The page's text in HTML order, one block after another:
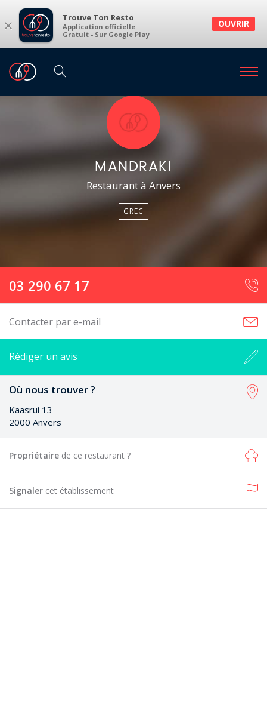
× Trouve Ton Resto
Application officielle
Gratuit - Sur Google Play
OUVRIR
MANDRAKI
Restaurant à Anvers
GREC
03 290 67 17
Contacter par e-mail
Rédiger un avis
Où nous trouver ?
Kaasrui 13
2000 Anvers
Propriétaire de ce restaurant ?
Signaler cet établissement